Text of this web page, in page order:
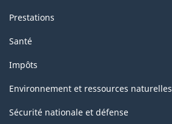
Prestations
Santé
Impôts
Environnement et ressources naturelles
Sécurité nationale et défense